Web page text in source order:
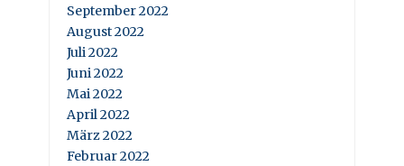
September 2022
August 2022
Juli 2022
Juni 2022
Mai 2022
April 2022
März 2022
Februar 2022